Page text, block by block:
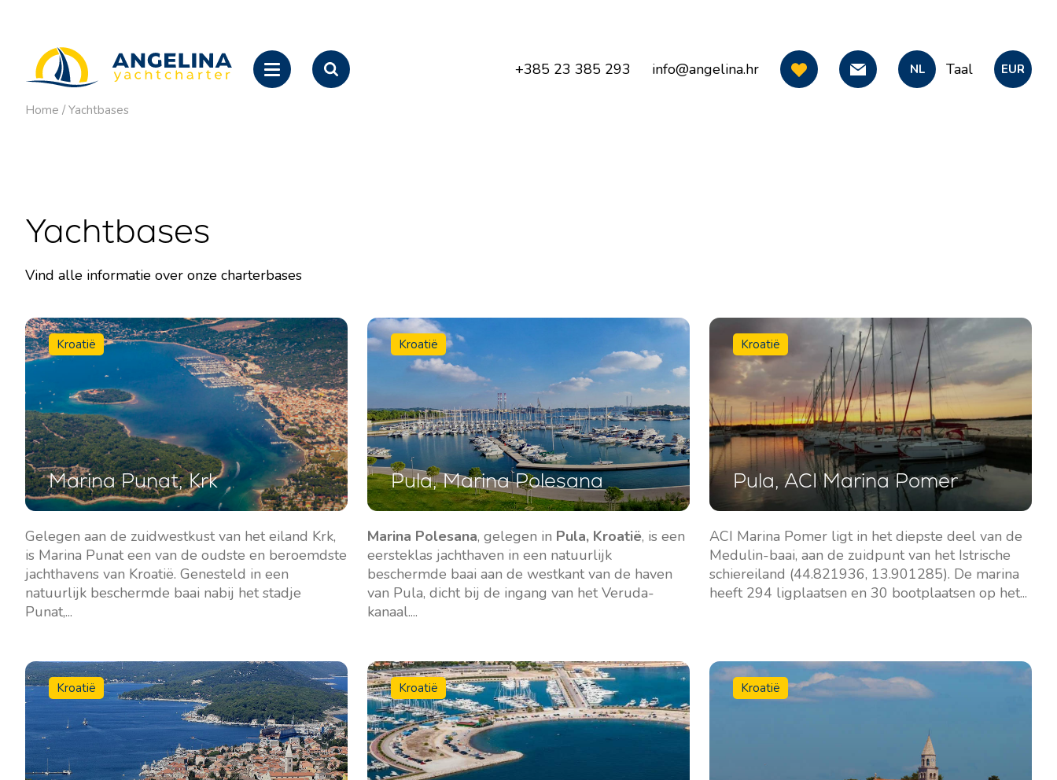
+385 23 385 293 info@angelina.hr NL Taal EUR
Home / Yachtbases
Yachtbases
Vind alle informatie over onze charterbases
Kroatië
Marina Punat, Krk
Gelegen aan de zuidwestkust van het eiland Krk,
is Marina Punat een van de oudste en beroemdste
jachthavens van Kroatië. Genesteld in een
natuurlijk beschermde baai nabij het stadje
Punat,...
Kroatië
Pula, Marina Polesana
Marina Polesana, gelegen in Pula, Kroatië, is een
eersteklas jachthaven in een natuurlijk
beschermde baai aan de westkant van de haven
van Pula, dicht bij de ingang van het Veruda-
kanaal....
Kroatië
Pula, ACI Marina Pomer
ACI Marina Pomer ligt in het diepste deel van de
Medulin-baai, aan de zuidpunt van het Istrische
schiereiland (44.821936, 13.901285). De marina
heeft 294 ligplaatsen en 30 bootplaatsen op het...
Kroatië Kroatië Kroatië